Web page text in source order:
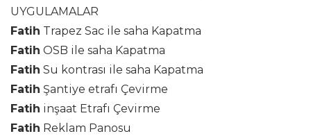
UYGULAMALAR
Fatih Trapez Sac ile saha Kapatma
Fatih OSB ile saha Kapatma
Fatih Su kontrası ile saha Kapatma
Fatih Şantiye etrafı Çevirme
Fatih inşaat Etrafı Çevirme
Fatih Reklam Panosu